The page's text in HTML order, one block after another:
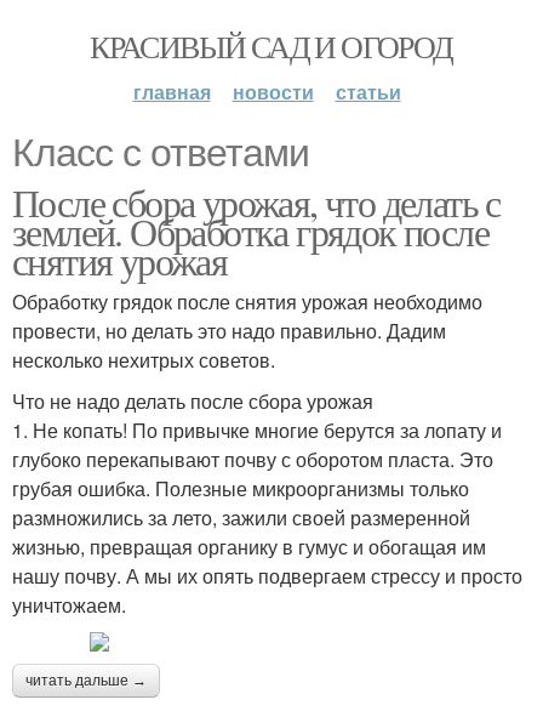
КРАСИВЫЙ САД И ОГОРОД
главная новости статьи
Класс с ответами
После сбора урожая, что делать с
землей. Обработка грядок после
снятия урожая
Обработку грядок после снятия урожая необходимо
провести, но делать это надо правильно. Дадим
несколько нехитрых советов.
Что не надо делать после сбора урожая
1. Не копать! По привычке многие берутся за лопату и
глубоко перекапывают почву с оборотом пласта. Это
грубая ошибка. Полезные микроорганизмы только
размножились за лето, зажили своей размеренной
жизнью, превращая органику в гумус и обогащая им
нашу почву. А мы их опять подвергаем стрессу и просто
уничтожаем.
читать дальше →